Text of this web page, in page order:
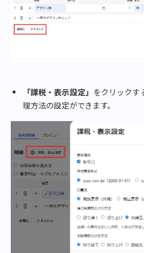
「課税・表示設定」 をクリックす
理方法の設定ができます。